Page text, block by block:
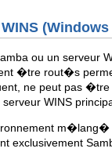
WINS
ou un serveur
�tre rout�s
ne peut pas �tre
WINS
m�lang�
exclusivement